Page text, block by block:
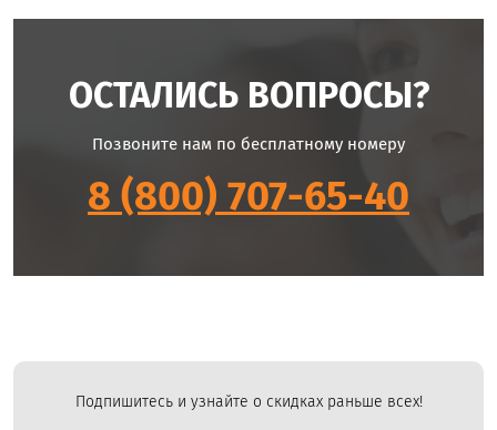
ОСТАЛИСЬ ВОПРОСЫ?
Позвоните нам по бесплатному номеру
8 (800) 707-65-40
Подпишитесь и узнайте о скидках раньше всех!